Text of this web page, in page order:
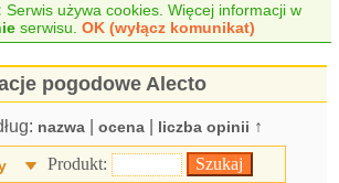
Serwis używa cookies. Więcej informacji w
serwisu.OK (wyłącz komunikat)
pogodowe Alecto
nazwa ocena liczba opinii ↑
Produkt: